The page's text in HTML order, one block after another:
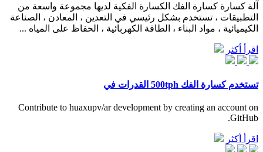
آلة كسارة كسارة الفك الكسارة الفكية لديها مجموعة واسعة من
التطبيقات ، تستخدم بشكل رئيسي في التعدين ، المعادن ، الصناعة
الكيميائية ، مواد البناء ، الطاقة الكهربائية ، الحفاظ على المياه ...
اقرأ أكثر
تستخدم كسارة الفك 500tph القدرات في
Contribute to huaxupv/ar development by creating an account on
GitHub.
اقرأ أكثر